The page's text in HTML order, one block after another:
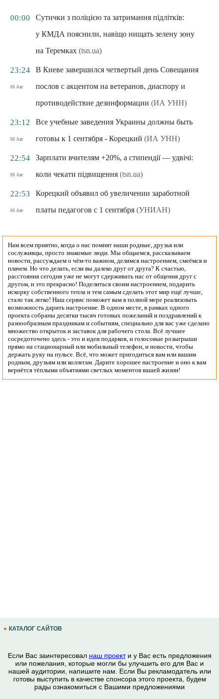
00:00
Сутички з поліцією та затримання підлітків:
у КМДА пояснили, навіщо нищать зелену зону
на Теремках (tsn.ua)
23:24
06 Авг
В Киеве завершился четвертый день Совещания
послов с акцентом на ветеранов, диаспору и
противодействие дезинформации (ИА УНН)
23:12
06 Авг
Все учебные заведения Украины должны быть
готовы к 1 сентября - Корецкий (ИА УНН)
22:54
06 Авг
Зарплати вчителям +20%, а стипендії — удвічі:
коли чекати підвищення (tsn.ua)
22:53
06 Авг
Корецкий объявил об увеличении заработной
платы педагогов с 1 сентября (УНИАН)
Нам всем приятно, когда о нас помнят наши родные, друзья или
сослуживцы, просто знакомые люди. Мы общаемся, рассказываем
новости, рассуждаем о чём-то важном, делимся настроением, смеёмся и
плачем. Но что делать, если вы далеко друг от друга? К счастью,
расстояния сегодня уже не могут сдерживать нас от общения друг с
другом, и это прекрасно! Поделиться своим настроением, подарить
искорку собственного тепла и тем самым сделать этот мир ещё лучше,
стало так легко! Наш сервис поможет вам в полной мере реализовать
возможность дарить настроение. В одном месте, в рамках одного
проекта собраны десятки тысяч готовых пожеланий и поздравлений к
разнообразным праздникам и событиям, специально для вас уже сделано
множество открыток и заставок для рабочего стола. Всё лучшее
сосредоточено здесь - это и идеи подарков, и голосовые розыгрыши
прямо на стационарный или мобильный телефон, и новости, чтобы
держать руку на пульсе. Всё, что может пригодиться вам или вашим
родным, друзьям или коллегам. Дарите хорошее настроение и оно к вам
вернётся тёплыми объятиями светлых моментов вашей жизни!
КАТАЛОГ САЙТОВ
Если Вас заинтересовал наш проекти у Вас есть предложения
или пожелания, которые могли бы улучшить его для Вас и
нашей аудитории, напишите нам. Если Вы рекламодатель или
готовы выступить в качестве спонсора этого проекта, будем
рады ознакомиться с Вашими предложениями